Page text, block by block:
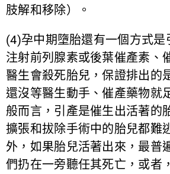
肢解和移除）。
(4)孕中期墮胎還有一個方式是
注射前列腺素或後葉催產素、
醫生會殺死胎兒，保證排出的
還沒等醫生動手、催產藥物就
般而言，引產是催生出活著的
擴張和拔除手術中的胎兒都難
外，如果胎兒活著出來，最普
們扔在一旁聽任其死亡，或者